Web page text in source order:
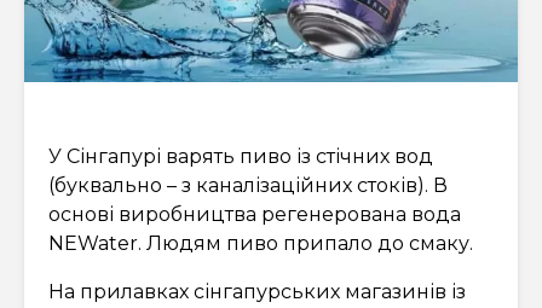
У Сінгапурі варять пиво із стічних вод
(буквально – з каналізаційних стоків). В
основі виробництва регенерована вода
NEWater. Людям пиво припало до смаку.
На прилавках сінгапурських магазинів із